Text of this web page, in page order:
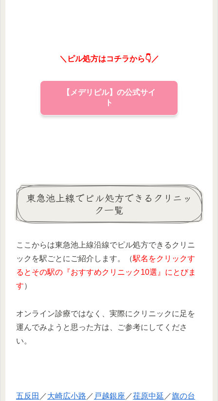
＼ピル処方はコチラから👇／
【メデリピル】の公式サイ
ト
東急池上線でピル処方できるクリニッ
ク一覧
ここからは東急池上線沿線でピル処方できるクリニ
ックを駅ごとにご紹介します。（駅名をクリックす
るとその駅の『おすすめクリニック10選』にとびま
す）
オンライン診療ではなく、実際にクリニックに足を
運んでみようと思った方は、ご参考にしてくださ
い。
五反田 ／大崎広小路 ／ 戸越銀座 ／荏原中延 ／旗の台